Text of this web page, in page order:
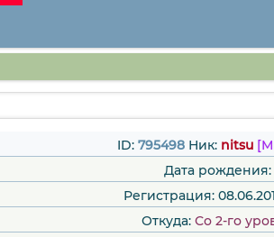
ID: 795498 Ник: nitsu
Дата рождения:
Регистрация:
Откуда: Со 2-го